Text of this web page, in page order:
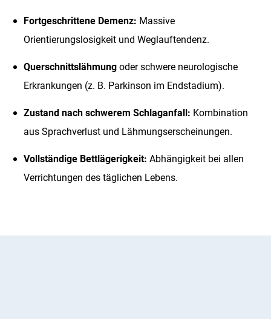
Fortgeschrittene Demenz: Massive
Orientierungslosigkeit und Weglauftendenz.
Querschnittslähmung oder schwere neurologische
Erkrankungen (z. B. Parkinson im Endstadium).
Zustand nach schwerem Schlaganfall: Kombination
aus Sprachverlust und Lähmungserscheinungen.
Vollständige Bettlägerigkeit: Abhängigkeit bei allen
Verrichtungen des täglichen Lebens.